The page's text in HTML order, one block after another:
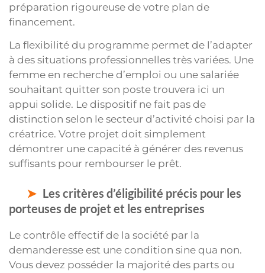
préparation rigoureuse de votre plan de
financement.
La flexibilité du programme permet de l’adapter
à des situations professionnelles très variées. Une
femme en recherche d’emploi ou une salariée
souhaitant quitter son poste trouvera ici un
appui solide. Le dispositif ne fait pas de
distinction selon le secteur d’activité choisi par la
créatrice. Votre projet doit simplement
démontrer une capacité à générer des revenus
suffisants pour rembourser le prêt.
Les critères d’éligibilité précis pour les
porteuses de projet et les entreprises
Le contrôle effectif de la société par la
demanderesse est une condition sine qua non.
Vous devez posséder la majorité des parts ou